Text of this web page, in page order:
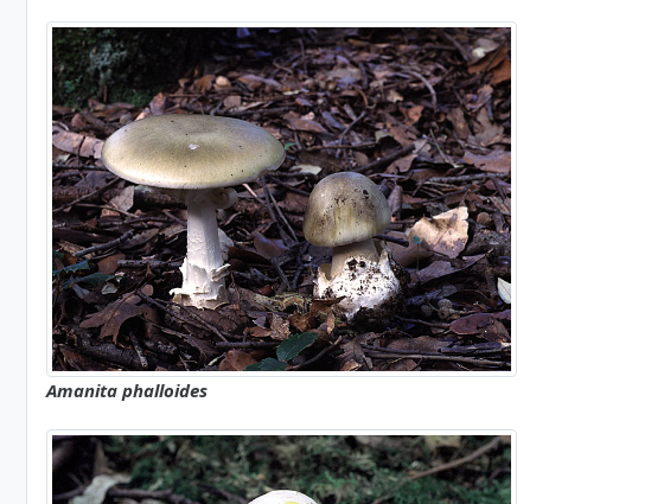
Amanita phalloides